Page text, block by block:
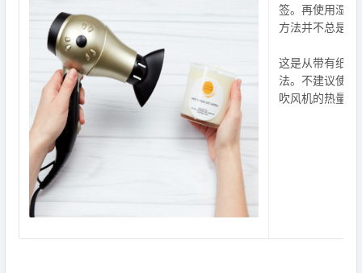
签。再使用湿
方法并不总是
这是从带有纸
法。不建议使
吹风机的热量而